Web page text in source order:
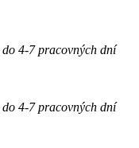
do 4-7 pracovných dní
do 4-7 pracovných dní